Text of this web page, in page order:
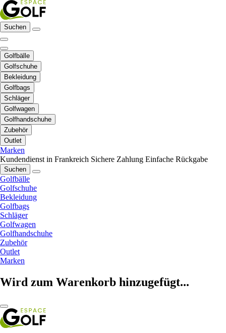
Suchen
Golfbälle
Golfschuhe
Bekleidung
Golfbags
Schläger
Golfwagen
Golfhandschuhe
Zubehör
Outlet
Marken
Kundendienst in Frankreich Sichere Zahlung Einfache Rückgabe
Suchen
Golfbälle
Golfschuhe
Bekleidung
Golfbags
Schläger
Golfwagen
Golfhandschuhe
Zubehör
Outlet
Marken
Wird zum Warenkorb hinzugefügt...